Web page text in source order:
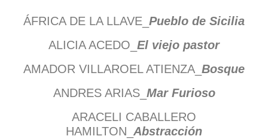
ÁFRICA DE LA LLAVE_ Pueblo de Sicilia
ALICIA ACEDO_ El viejo pastor
AMADOR VILLAROEL ATIENZA_ Bosque
ANDRES ARIAS_ Mar Furioso
ARACELI CABALLERO
HAMILTON_ Abstracción